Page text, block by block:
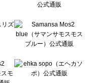
ス一覧
覧